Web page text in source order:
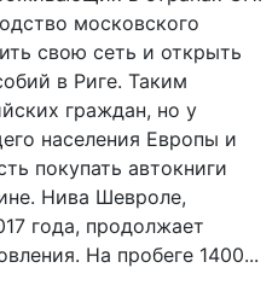
московского
свою сеть и открыть
в Риге. Таким
граждан, но у
населения Европы и
покупать автокниги
Нива Шевроле,
года, продолжает
На пробеге 1400...